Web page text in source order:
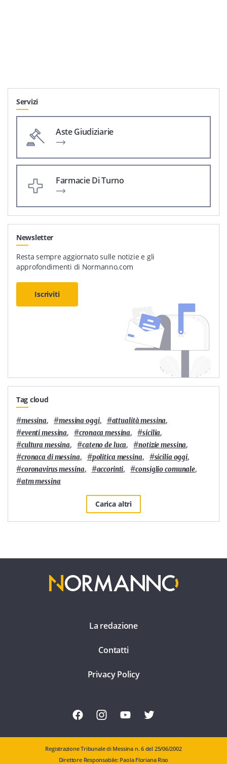
Servizi
Aste Giudiziarie
Farmacie Di Turno
Newsletter
Resta sempre aggiornato sulle notizie e gli
approfondimenti di Normanno.com
Iscriviti
Tag cloud
#messina, #messina oggi, #attualità messina,
#eventi messina, #cronaca messina, #sicilia,
#cultura messina, #cateno de luca, #notizie messina,
#cronaca di messina, #politica messina, #sicilia oggi,
#coronavirus messina, #accorinti, #consiglio comunale,
#atm messina
Carica altri
La redazione
Contatti
Privacy Policy
Registrazione Tribunale di Messina n. 6 del 25/06/2002
Direttore Responsabile: Paola Floriana Riso